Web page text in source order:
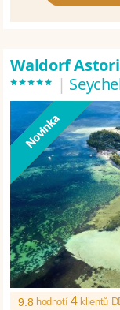
Waldorf
***** |
9.8 hodnotí4klientů